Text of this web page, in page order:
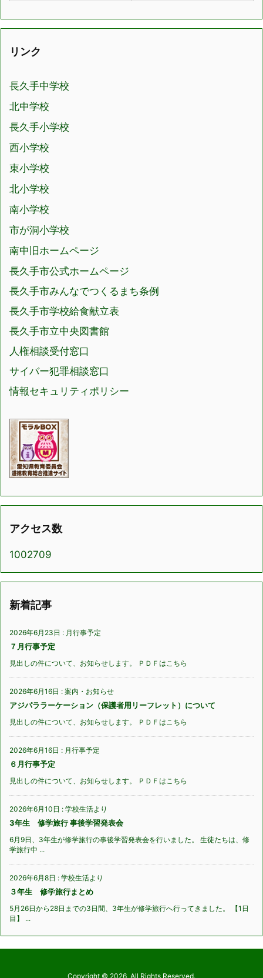
リンク
長久手中学校
北中学校
長久手小学校
西小学校
東小学校
北小学校
南小学校
市が洞小学校
南中旧ホームページ
長久手市公式ホームページ
長久手市みんなでつくるまち条例
長久手市学校給食献立表
長久手市立中央図書館
人権相談受付窓口
サイバー犯罪相談窓口
情報セキュリティポリシー
アクセス数
1002709
新着記事
2026年6月23日 : 月行事予定
７月行事予定
見出しの件について、お知らせします。 ＰＤＦはこちら
2026年6月16日 : 案内・お知らせ
アジパララーケーション（保護者用リーフレット）について
見出しの件について、お知らせします。 ＰＤＦはこちら
2026年6月16日 : 月行事予定
６月行事予定
見出しの件について、お知らせします。 ＰＤＦはこちら
2026年6月10日 : 学校生活より
3年生 修学旅行 事後学習発表会
6月9日、3年生が修学旅行の事後学習発表会を行いました。 生徒たちは、修
学旅行中 ...
2026年6月8日 : 学校生活より
３年生 修学旅行まとめ
5月26日から28日までの3日間、3年生が修学旅行へ行ってきました。 【1日
目】 ...
Copyright © 2026 All Rights Reserved.